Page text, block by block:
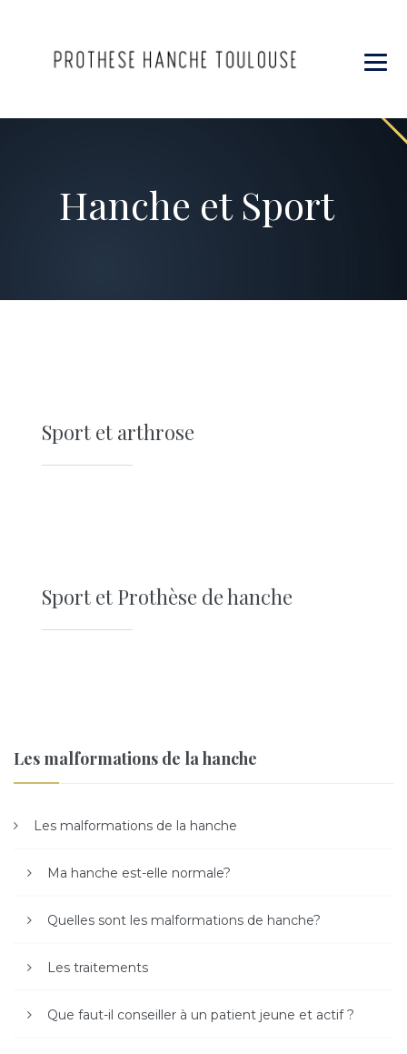
Hanche et Sport
Sport et arthrose
Sport et Prothèse de hanche
Les malformations de la hanche
Les malformations de la hanche
Ma hanche est-elle normale?
Quelles sont les malformations de hanche?
Les traitements
Que faut-il conseiller à un patient jeune et actif ?